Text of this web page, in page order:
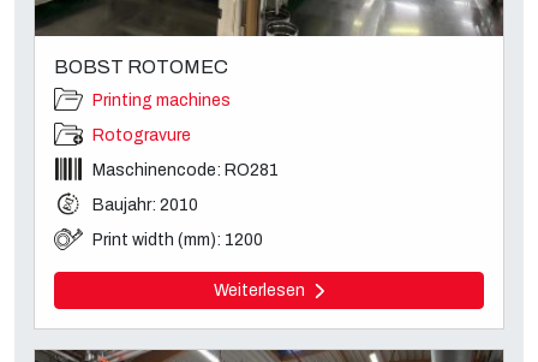
BOBST ROTOMEC
Printing machines
Rotogravure
Maschinencode: RO281
Baujahr: 2010
Print width (mm): 1200
Weiterlesen